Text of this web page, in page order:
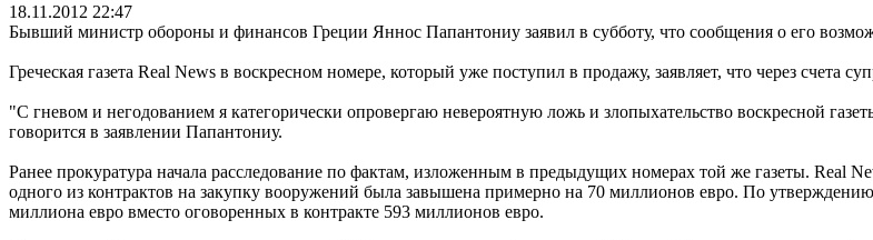
18.11.2012 22:47
Бывший министр обороны и финансов Греции Яннос Папантониу заявил в субботу, что сообщения о его
Греческая газета Real News в воскресном номере, который уже поступил в продажу, заявляет, что через счета
"С гневом и негодованием я категорически опровергаю невероятную ложь и злопыхательство воскресной
говорится в заявлении Папантониу.
Ранее прокуратура начала расследование по фактам, изложенным в предыдущих номерах той же газеты. Real
одного из контрактов на закупку вооружений была завышена примерно на 70 миллионов евро. По
миллиона евро вместо оговоренных в контракте 593 миллионов евро.